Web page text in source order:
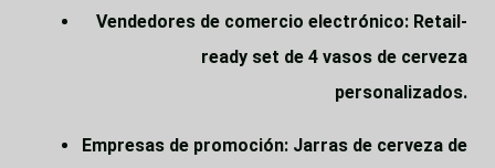
Vendedores de comercio electrónico: Retail-
ready set de 4 vasos de cerveza
personalizados.
Empresas de promoción: Jarras de cerveza de